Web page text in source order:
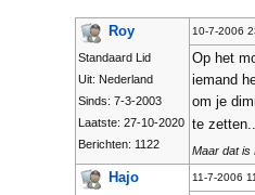
Roy
Standaard Lid
Uit: Nederland
Sinds: 7-3-2003
Laatste: 27-10-2020
Berichten: 1122
10-7-2006
Op het
iemand
om je
te
Maar dat is
Hajo 11-7-2006